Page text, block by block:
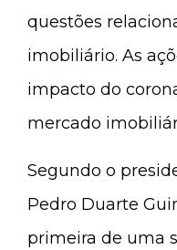
questões
imobiliário. As
impacto do
mercado
Segundo o
Pedro Duarte
primeira de uma